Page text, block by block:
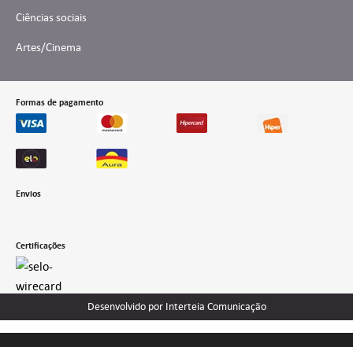
Ciências sociais
Artes/Cinema
Formas de pagamento
Envios
Certificações
Desenvolvido por Interteia Comunicação